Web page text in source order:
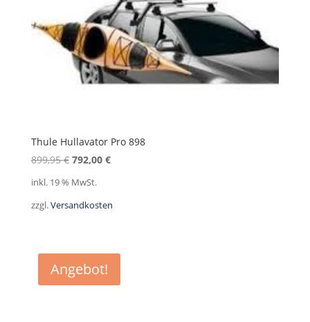
Thule Hullavator Pro 898
899,95€ Ursprünglicher
899,95 €
792,00 €Aktueller
792,00 €.
inkl. 19 % MwSt.
zzgl.Versandkosten
Angebot!